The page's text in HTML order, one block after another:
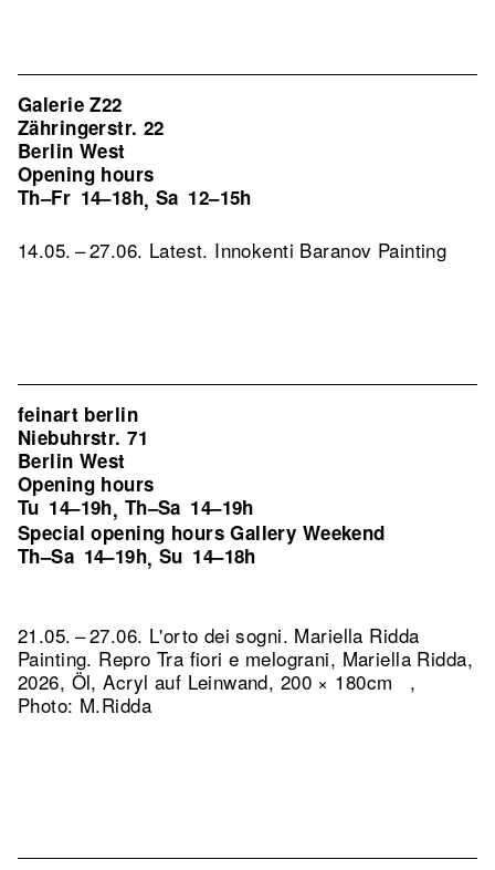
Galerie Z22
Zähringerstr. 22
Berlin West
Opening hours
Th–Fr 14–18h, Sa 12–15h
14.05. – 27.06. Latest. Innokenti Baranov Painting
feinart berlin
Niebuhrstr. 71
Berlin West
Opening hours
Tu 14–19h, Th–Sa 14–19h
Special opening hours Gallery Weekend
Th–Sa 14–19h, Su 14–18h
21.05. – 27.06. L'orto dei sogni. Mariella Ridda
Painting. Repro Tra fiori e melograni, Mariella Ridda,
2026, Öl, Acryl auf Leinwand, 200 × 180cm ,
Photo: M.Ridda